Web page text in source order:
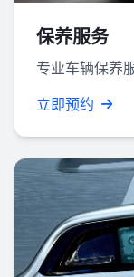
保养服务
专业车辆保养
立即预约